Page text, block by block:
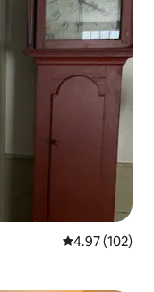
คะแนนเฉลี่ย
4.97 (102)